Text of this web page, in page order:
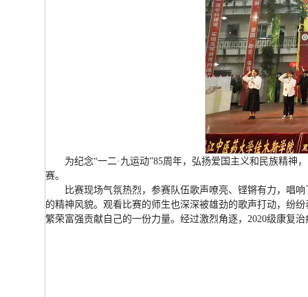
为纪念“一二·九运动”85周年，弘扬爱国主义和民族精神
赛。
比赛现场气氛热烈，参赛队伍歌声嘹亮、铿锵有力，唱
的精神风貌。观看比赛的师生也深深被雄劲的歌声打动，纷
繁荣富强贡献自己的一份力量。经过激烈角逐，2020级康复